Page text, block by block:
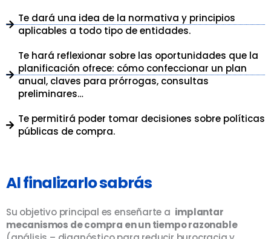
Te dará una idea de la normativa y principios
aplicables a todo tipo de entidades.
Te hará reflexionar sobre las oportunidades que la
planificación ofrece: cómo confeccionar un plan
anual, claves para prórrogas, consultas
preliminares…
Te permitirá poder tomar decisiones sobre políticas
públicas de compra.
Al finalizarlo sabrás
Su objetivo principal es enseñarte a implantar
mecanismos de compra en un tiempo razonable